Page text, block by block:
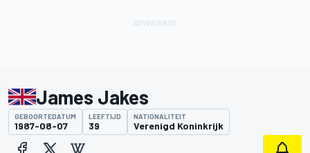
James Jakes
GEBOORTEDATUM
1987-08-07
LEEFTIJD
39
NATIONALITEIT
Verenigd Koninkrijk